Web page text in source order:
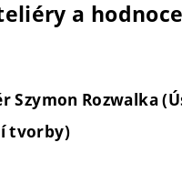
a
Szymon Rozwalka
tvorby)